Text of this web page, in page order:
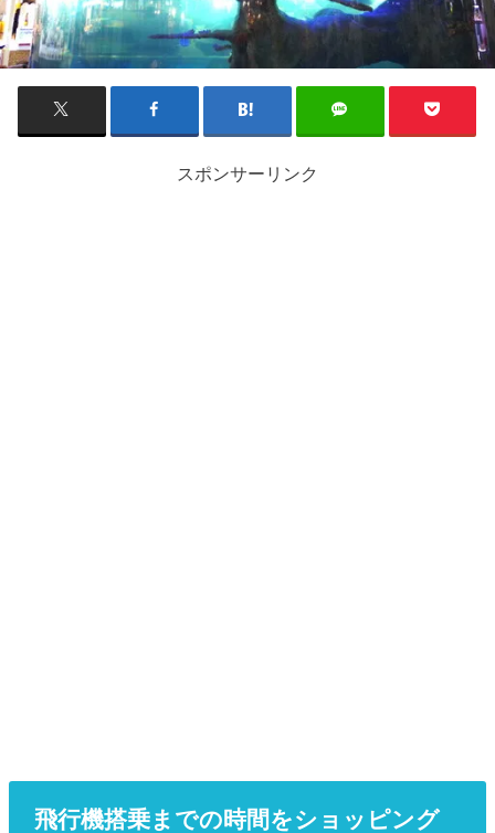
スポンサーリンク
飛行機搭乗までの時間をショッピング